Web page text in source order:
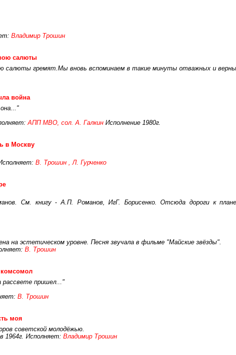
Владимир Трошин
салюты
салюты гремят.Мы вновь вспоминаем в такие минуты отважных и
война
АПП МВО, сол. А. Галкин Исполнение 1980г.
в Москву
В. Трошин , Л. Гурченко
См. книгу - А.П. Романов, ИгГ. Борисенко. Отсюда дороги к
на эстетическом уровне. Песня звучала в фильме "Майские звёзды".
В. Трошин
рассвете пришел..."
В. Трошин
моя
советской молодёжью.
1964г. Исполняет: Владимир Трошин